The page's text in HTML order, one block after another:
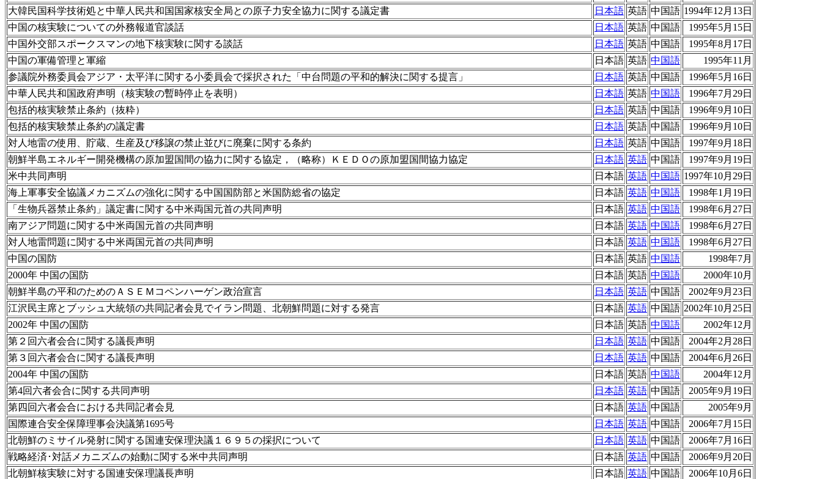
大韓民国科学技術処と中華人民共和国国家核安全局との原子力安全協力に関する議定書
日本語 英語 中国語 1994年12月13日
中国の核実験についての外務報道官談話
日本語 英語 中国語
1995年5月15日
中国外交部スポークスマンの地下核実験に関する談話
日本語 英語 中国語
1995年8月17日
中国の軍備管理と軍縮
日本語 英語 中国語
1995年11月
参議院外務委員会アジア・太平洋に関する小委員会で採択された「中台問題の平和的解決に関する提言」
日本語 英語 中国語
1996年5月16日
中華人民共和国政府声明（核実験の暫時停止を表明）
日本語 英語 中国語
1996年7月29日
包括的核実験禁止条約（抜粋）
日本語 英語 中国語
1996年9月10日
包括的核実験禁止条約の議定書
日本語 英語 中国語
1996年9月10日
対人地雷の使用、貯蔵、生産及び移譲の禁止並びに廃棄に関する条約
日本語 英語 中国語
1997年9月18日
朝鮮半島エネルギー開発機構の原加盟国間の協力に関する協定，（略称）ＫＥＤＯの原加盟国間協力協定
日本語 英語 中国語
1997年9月19日
米中共同声明
日本語 英語 中国語 1997年10月29日
海上軍事安全協議メカニズムの強化に関する中国国防部と米国防総省の協定
日本語 英語 中国語
1998年1月19日
「生物兵器禁止条約」議定書に関する中米両国元首の共同声明
日本語 英語 中国語
1998年6月27日
南アジア問題に関する中米両国元首の共同声明
日本語 英語 中国語
1998年6月27日
対人地雷問題に関する中米両国元首の共同声明
日本語 英語 中国語
1998年6月27日
中国の国防
日本語 英語 中国語
1998年7月
2000年 中国の国防
日本語 英語 中国語
2000年10月
朝鮮半島の平和のためのＡＳＥＭコペンハーゲン政治宣言
日本語 英語 中国語
2002年9月23日
江沢民主席とブッシュ大統領の共同記者会見でイラン問題、北朝鮮問題に対する発言
日本語 英語 中国語 2002年10月25日
2002年 中国の国防
日本語 英語 中国語
2002年12月
第２回六者会合に関する議長声明
日本語 英語 中国語
2004年2月28日
第３回六者会合に関する議長声明
日本語 英語 中国語
2004年6月26日
2004年 中国の国防
日本語 英語 中国語
2004年12月
第4回六者会合に関する共同声明
日本語 英語 中国語
2005年9月19日
第四回六者会合における共同記者会見
日本語 英語 中国語
2005年9月
国際連合安全保障理事会決議第1695号
日本語 英語 中国語
2006年7月15日
北朝鮮のミサイル発射に関する国連安保理決議１６９５の採択について
日本語 英語 中国語
2006年7月16日
戦略経済･対話メカニズムの始動に関する米中共同声明
日本語 英語 中国語
2006年9月20日
北朝鮮核実験に対する国連安保理議長声明
日本語 英語 中国語
2006年10月6日